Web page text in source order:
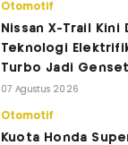
Otomotif
Nissan X-Trail Kini
Teknologi
Turbo Jadi Genset
07 Agustus 2026
Otomotif
Kuota Honda